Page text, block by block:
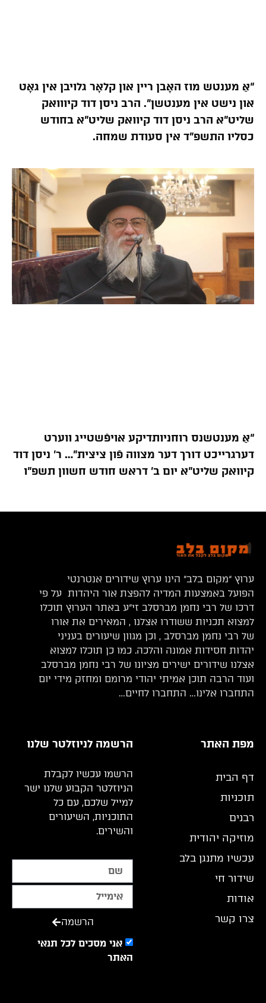
“אַ מענטש מוז האָבן ריין און קלאָר גלויבן אין גאָט
און נישט אין מענטשן”. הרב ניסן דוד קיווואק
שליט”א הרב ניסן דוד קיוואק שליט”א בחודש
כסליו התשפ”ד אין סעודת שמחה.
“אַ מענטשנס רוחניותדיקע אויפֿשטייג ווערט
דערגרייכט דורך דער מצווה פֿון ציצית”… ר’ ניסן דוד
קיוואק שליט”א יום ב’ דראש חודש חשוון תשפ”ו
ערוץ “מקום בלב” הינו ערוץ שידורים אנטרנטי
הפועל באמצעות המדיה להפצת אור היהדות על פי
דרכו של רבי נחמן מברסלב זי”ע באתר הערוץ תוכלו
למצוא תכניות ששודרו אצלנו , המאירים את אורו
של רבי נחמן מברסלב , וכן מגוון שיעורים בעניני
יהדות חסידות אמונה והלכה. כמו כן תוכלו למצוא
אצלנו שידורים ישירים מציונו של רבי נחמן מברסלב
ועוד הרבה תוכן אמיתי יהודי מרומם ומחזק מידי יום
התחברו אלינו… התחברו לחיים…
מפת האתר
דף הבית
תוכניות
רבנים
מוזיקה יהודית
עכשיו מתנגן בלב
שידור חי
אודות
צרו קשר
הרשמה לניוזלטר שלנו
הרשמו עכשיו לקבלת
הניוזלטר הקבוע שלנו ישר
למייל שלכם, עם כל
התוכניות, השיעורים
והשירים.
אני מסכים לכל תנאי
האתר
הרשמה